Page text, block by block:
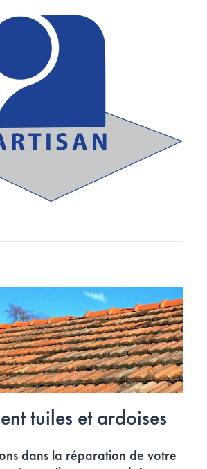
tuiles et ardoises
dans la réparation de votre